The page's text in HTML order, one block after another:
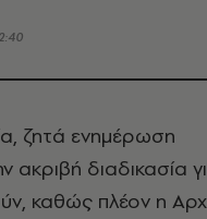
ζητά ενημέρωση
ακριβή διαδικασία
καθώς πλέον η